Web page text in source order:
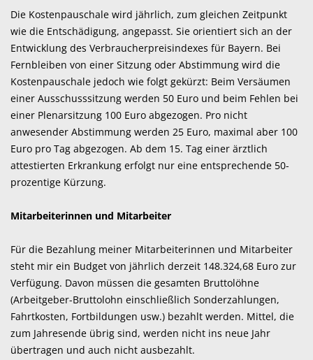
Die Kostenpauschale wird jährlich, zum gleichen Zeitpunkt
wie die Entschädigung, angepasst. Sie orientiert sich an der
Entwicklung des Verbraucherpreisindexes für Bayern. Bei
Fernbleiben von einer Sitzung oder Abstimmung wird die
Kostenpauschale jedoch wie folgt gekürzt: Beim Versäumen
einer Ausschusssitzung werden 50 Euro und beim Fehlen bei
einer Plenarsitzung 100 Euro abgezogen. Pro nicht
anwesender Abstimmung werden 25 Euro, maximal aber 100
Euro pro Tag abgezogen. Ab dem 15. Tag einer ärztlich
attestierten Erkrankung erfolgt nur eine entsprechende 50-
prozentige Kürzung.
Mitarbeiterinnen und Mitarbeiter
Für die Bezahlung meiner Mitarbeiterinnen und Mitarbeiter
steht mir ein Budget von jährlich derzeit 148.324,68 Euro zur
Verfügung. Davon müssen die gesamten Bruttolöhne
(Arbeitgeber-Bruttolohn einschließlich Sonderzahlungen,
Fahrtkosten, Fortbildungen usw.) bezahlt werden. Mittel, die
zum Jahresende übrig sind, werden nicht ins neue Jahr
übertragen und auch nicht ausbezahlt.